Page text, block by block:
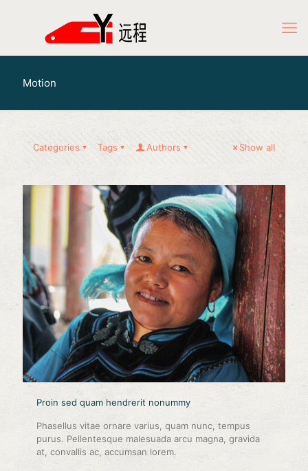
Motion
Categories Tags Authors Show all
Proin sed quam hendrerit nonummy
Phasellus vitae ornare varius, quam nunc, tempus
purus. Pellentesque malesuada arcu magna, gravida
at, convallis ac, accumsan lorem.